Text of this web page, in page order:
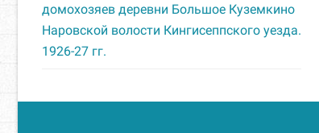
домохозяев деревни Большое Куземкино
Наровской волости Кингисеппского уезда.
1926-27 гг.